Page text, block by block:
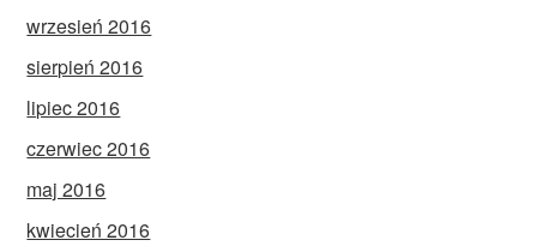
wrzesień 2016
sierpień 2016
lipiec 2016
czerwiec 2016
maj 2016
kwiecień 2016